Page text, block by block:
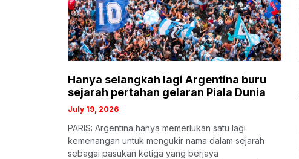
Hanya selangkah lagi Argentina buru
sejarah pertahan gelaran Piala Dunia
July 19, 2026
PARIS: Argentina hanya memerlukan satu lagi
kemenangan untuk mengukir nama dalam sejarah
sebagai pasukan ketiga yang berjaya